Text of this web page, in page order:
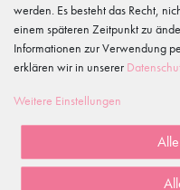
Merkmale
5
3
werden. Es besteht das Recht,
einem späteren Zeitpunkt zu
Informationen zur Verwendung
erklären wir in unserer
Weitere Einstellungen